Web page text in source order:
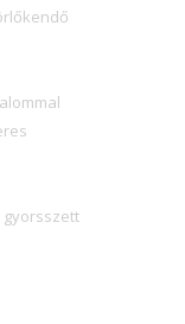
gyorsszett